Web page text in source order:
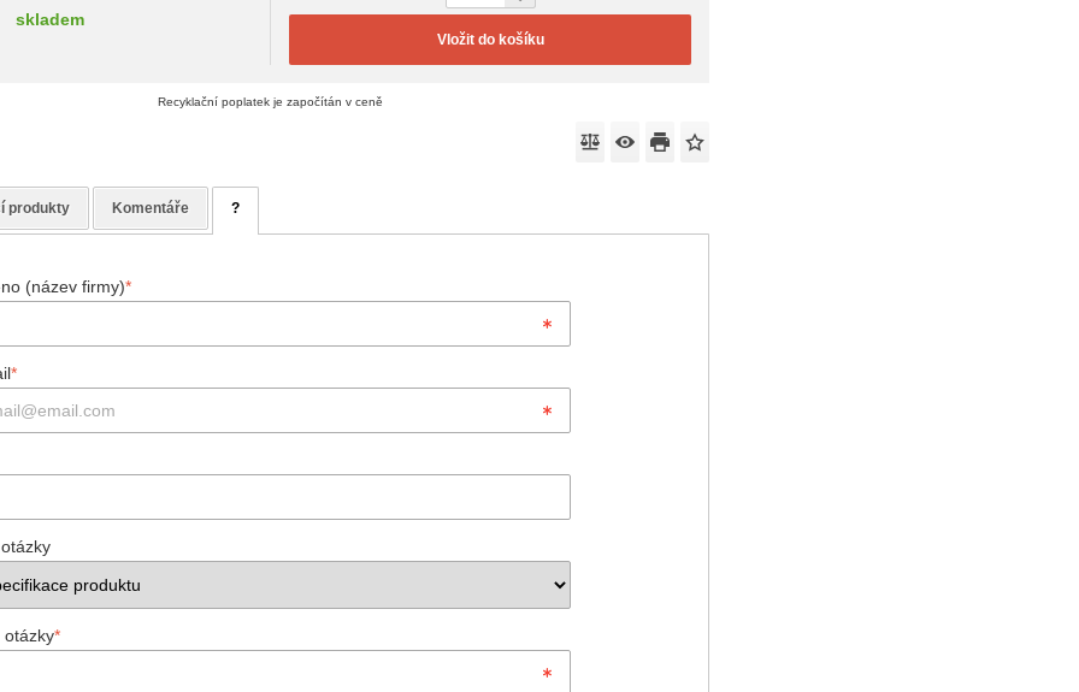
skladem
Vložit do košíku
Recyklační poplatek je započítán v ceně
produkty Komentáře ?
(název firmy)*
*
otázky*